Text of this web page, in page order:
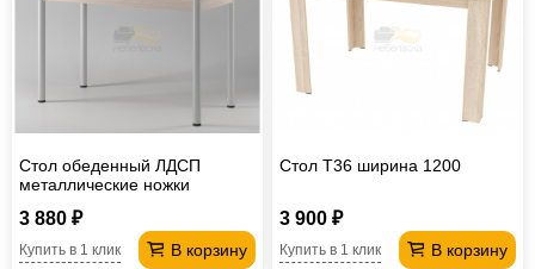
Стол обеденный ЛДСП
металлические ножки
3 880 ₽
В корзину
Купить в 1 клик
Стол T36 ширина 1200
3 900 ₽
В корзину
Купить в 1 клик